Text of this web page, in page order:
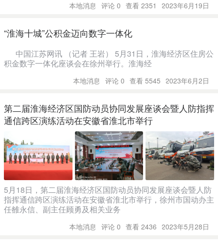
本地消息 评论 0 查看 2351 2023年6月19日
“淮海十城”公积金迈向数字一体化
中国江苏网讯 （记者 王岩） 5月31日，淮海经济区住房公
积金数字一体化座谈会在徐州举行。淮海经
本地消息 评论 0 查看 5545 2023年6月2日
第二届淮海经济区国防动员协同发展座谈会暨人防指挥
通信跨区演练活动在安徽省淮北市举行
5月18日，第二届淮海经济区国防动员协同发展座谈会暨人防
指挥通信跨区演练活动在安徽省淮北市举行，徐州市国动办主
任雒永信、副主任顾勇及相关业务
本地消息 评论 0 查看 2436 2023年5月28日